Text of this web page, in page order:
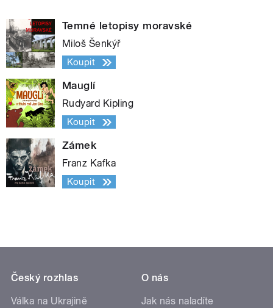
Temné letopisy moravské
Miloš Šenkýř
Koupit
Mauglí
Rudyard Kipling
Koupit
Zámek
Franz Kafka
Koupit
Český rozhlas
Válka na Ukrajině
O nás
Jak nás naladíte